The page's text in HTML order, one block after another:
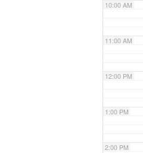
10:00 AM
11:00 AM
12:00 PM
1:00 PM
2:00 PM